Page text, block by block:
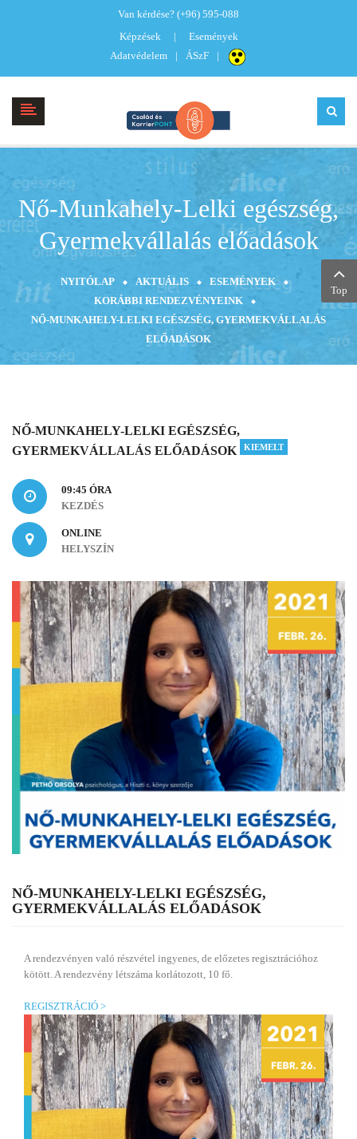
Van kérdése? (+96) 595-088
Képzések
Események
Adatvédelem
ÁSzF
Nő-Munkahely-Lelki egészség,
Gyermekvállalás előadások
NYITÓLAP AKTUÁLIS
ESEMÉNYEK
KORÁBBI RENDEZVÉNYEINK
NŐ-MUNKAHELY-LELKI EGÉSZSÉG, GYERMEKVÁLLALÁS
ELŐADÁSOK
NŐ-MUNKAHELY-LELKI EGÉSZSÉG,
GYERMEKVÁLLALÁS ELŐADÁSOK
KIEMELT
09:45 ÓRA
KEZDÉS
ONLINE
HELYSZÍN
NŐ-MUNKAHELY-LELKI EGÉSZSÉG,
GYERMEKVÁLLALÁS ELŐADÁSOK
A rendezvényen való részvétel ingyenes, de előzetes regisztrációhoz
kötött. A rendezvény létszáma korlátozott, 10 fő.
REGISZTRÁCIÓ >
Top